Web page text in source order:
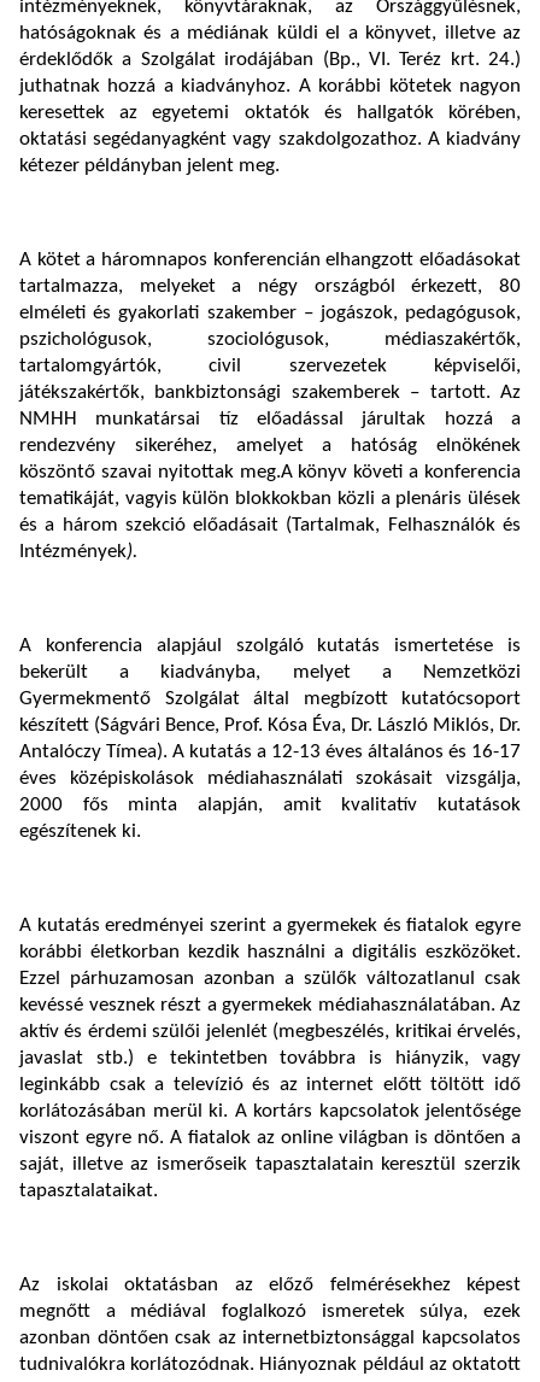
intézményeknek, könyvtáraknak, az Országgyűlésnek,
hatóságoknak és a médiának küldi el a könyvet, illetve az
érdeklődők a Szolgálat irodájában (Bp., VI. Teréz krt. 24.)
juthatnak hozzá a kiadványhoz. A korábbi kötetek nagyon
keresettek az egyetemi oktatók és hallgatók körében,
oktatási segédanyagként vagy szakdolgozathoz. A kiadvány
kétezer példányban jelent meg.
A kötet a háromnapos konferencián elhangzott előadásokat
tartalmazza, melyeket a négy országból érkezett, 80
elméleti és gyakorlati szakember – jogászok, pedagógusok,
pszichológusok, szociológusok, médiaszakértők,
tartalomgyártók, civil szervezetek képviselői,
játékszakértők, bankbiztonsági szakemberek – tartott. Az
NMHH munkatársai tíz előadással járultak hozzá a
rendezvény sikeréhez, amelyet a hatóság elnökének
köszöntő szavai nyitottak meg.A könyv követi a konferencia
tematikáját, vagyis külön blokkokban közli a plenáris ülések
és a három szekció előadásait (Tartalmak, Felhasználók és
Intézmények).
A konferencia alapjául szolgáló kutatás ismertetése is
bekerült a kiadványba, melyet a Nemzetközi
Gyermekmentő Szolgálat által megbízott kutatócsoport
készített (Ságvári Bence, Prof. Kósa Éva, Dr. László Miklós, Dr.
Antalóczy Tímea). A kutatás a 12-13 éves általános és 16-17
éves középiskolások médiahasználati szokásait vizsgálja,
2000 fős minta alapján, amit kvalitatív kutatások
egészítenek ki.
A kutatás eredményei szerint a gyermekek és fiatalok egyre
korábbi életkorban kezdik használni a digitális eszközöket.
Ezzel párhuzamosan azonban a szülők változatlanul csak
kevéssé vesznek részt a gyermekek médiahasználatában. Az
aktív és érdemi szülői jelenlét (megbeszélés, kritikai érvelés,
javaslat stb.) e tekintetben továbbra is hiányzik, vagy
leginkább csak a televízió és az internet előtt töltött idő
korlátozásában merül ki. A kortárs kapcsolatok jelentősége
viszont egyre nő. A fiatalok az online világban is döntően a
saját, illetve az ismerőseik tapasztalatain keresztül szerzik
tapasztalataikat.
Az iskolai oktatásban az előző felmérésekhez képest
megnőtt a médiával foglalkozó ismeretek súlya, ezek
azonban döntően csak az internetbiztonsággal kapcsolatos
tudnivalókra korlátozódnak. Hiányoznak például az oktatott